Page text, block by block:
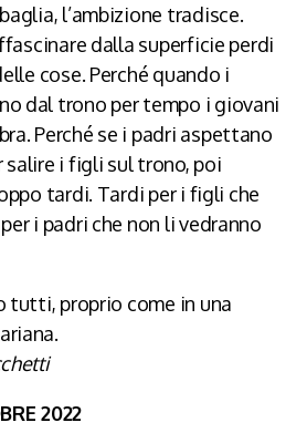
l’ambizione tradisce.
dalla superficie perdi
cose. Perché quando i
dal trono per tempo i giovani
Perché se i padri aspettano
i figli sul trono, poi
tardi. Tardi per i figli che
i padri che non li vedranno
tutti, proprio come in una
2022